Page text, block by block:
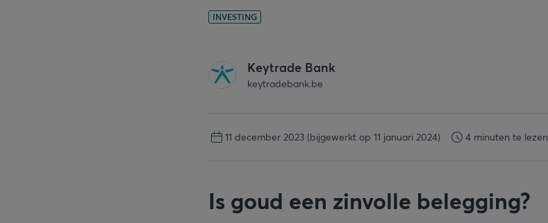
INVESTING
Keytrade Bank
keytradebank.be
11 december 2023 (bijgewerkt op 11 januari 2024) 4 minuten te lezen
Is goud een zinvolle belegging?